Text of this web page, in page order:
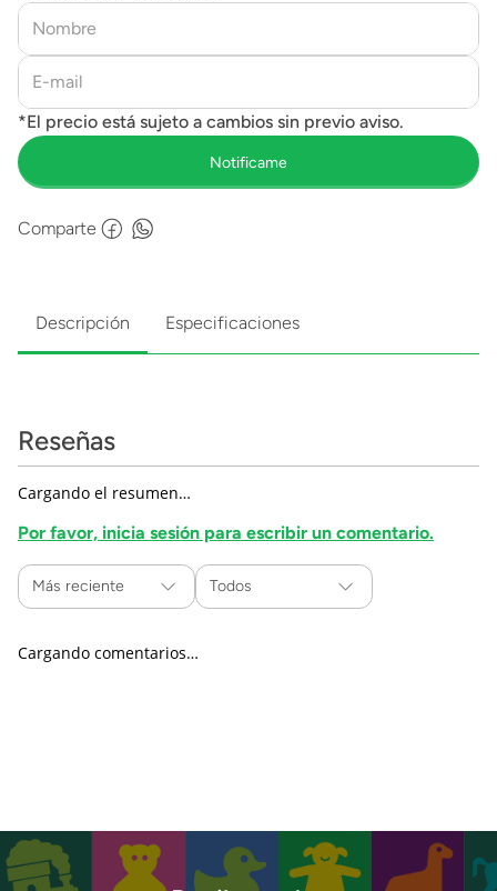
Comparte
Descripción Especificaciones
Reseñas
Cargando el resumen…
Por favor, inicia sesión para escribir un comentario.
Más reciente Todos
Cargando comentarios…